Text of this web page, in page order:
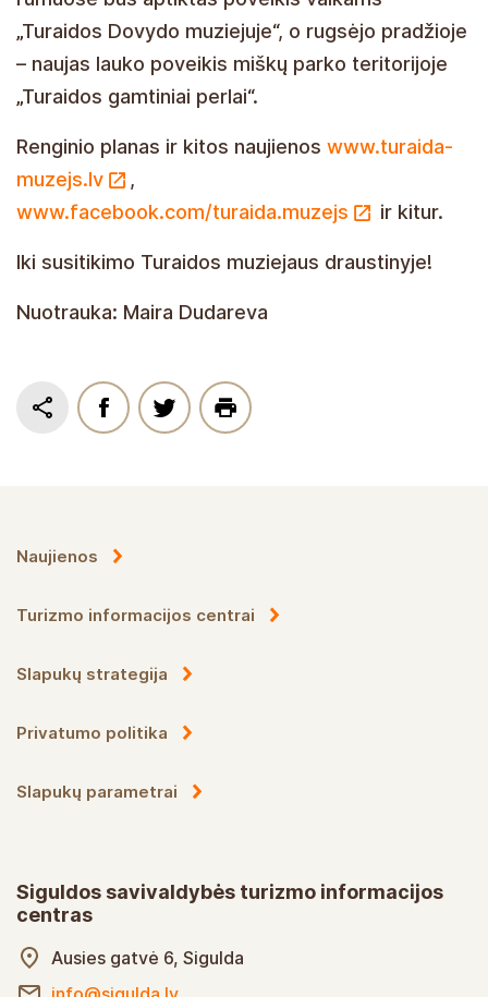
„Turaidos Dovydo muziejuje“, o rugsėjo pradžioje
– naujas lauko poveikis miškų parko teritorijoje
„Turaidos gamtiniai perlai“.
Renginio planas ir kitos naujienos www.turaida-
muzejs.lv
,
www.facebook.com/turaida.muzejs
ir kitur.
Iki susitikimo Turaidos muziejaus draustinyje!
Nuotrauka: Maira Dudareva
Naujienos
Turizmo informacijos centrai
Slapukų strategija
Privatumo politika
Slapukų parametrai
Siguldos savivaldybės turizmo informacijos
centras
Ausies gatvė 6, Sigulda